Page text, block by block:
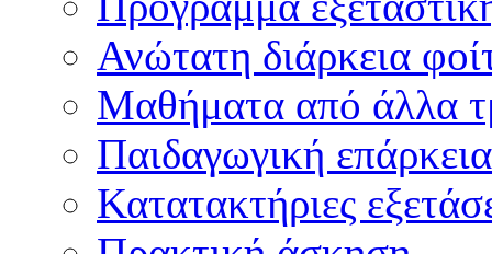
Ανώτατη διάρκεια
Μαθήματα από άλλα
Παιδαγωγική επάρκεια
Κατατακτήριες